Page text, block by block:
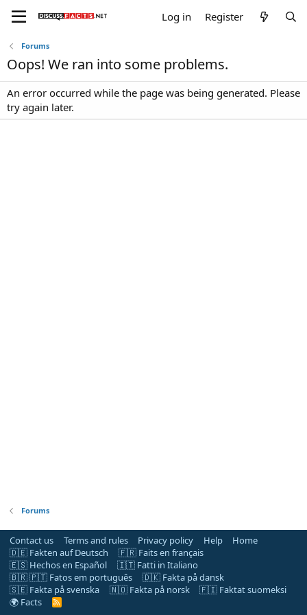
Log in Register
Forums
Oops! We ran into some problems.
An error occurred while the page was being generated. Please
try again later.
Forums
Contact us Terms and rules Privacy policy Help
Home
🇩🇪 Fakten auf Deutsch
🇫🇷 Faits en français
🇪🇸 Hechos en Español
🇮🇹 Fatti in Italiano
🇧🇷 🇵🇹 Fatos em português
🇩🇰 Fakta på dansk
🇸🇪 Fakta på svenska
🇳🇴 Fakta på norsk
🇫🇮 Faktat suomeksi
🌍 Facts
R